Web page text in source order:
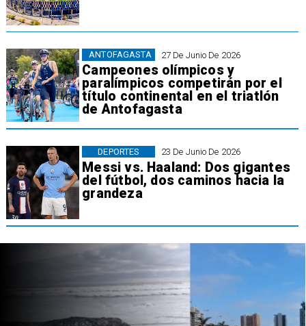
27 De Junio De 2026
Campeones olímpicos y
paralímpicos competirán por el
título continental en el triatlón
de Antofagasta
ANTOFAGASTA
23 De Junio De 2026
Messi vs. Haaland: Dos gigantes
del fútbol, dos caminos hacia la
grandeza
DEPORTES